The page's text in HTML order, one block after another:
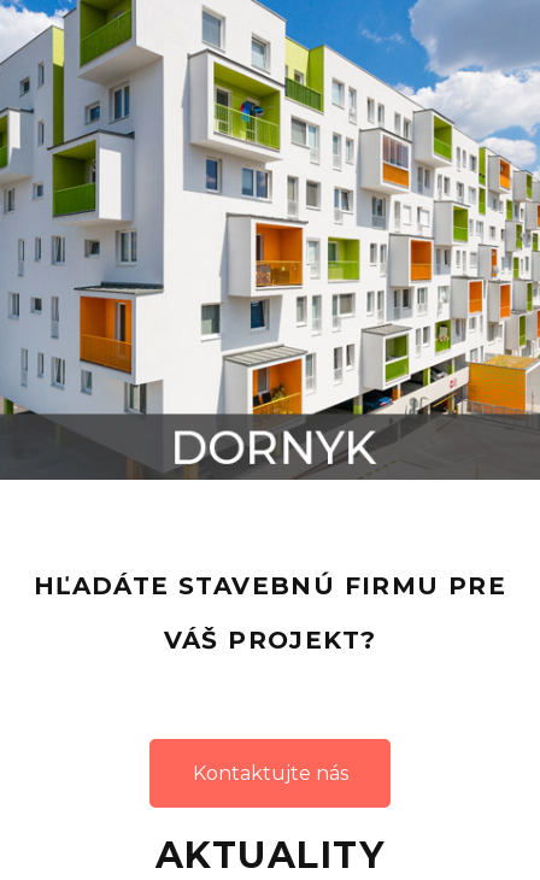
HĽADÁTE STAVEBNÚ FIRMU PRE
VÁŠ PROJEKT?
Kontaktujte nás
AKTUALITY